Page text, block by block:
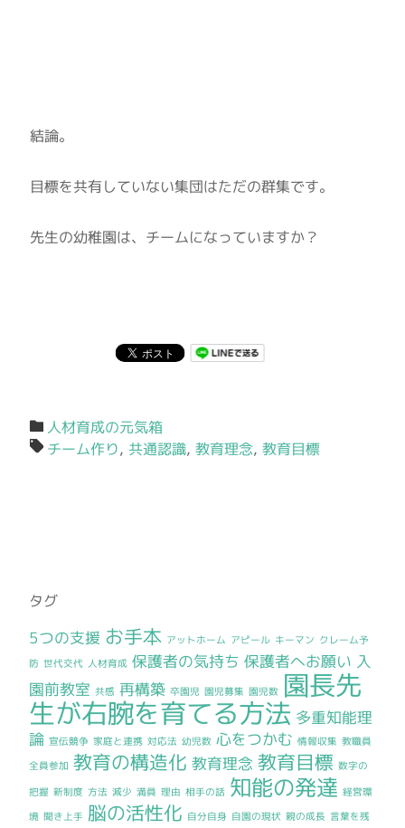
結論。
目標を共有していない集団はただの群集です。
先生の幼稚園は、チームになっていますか？
人材育成の元気箱
チーム作り,共通認識,教育理念,教育目標
タグ
5つの支援 お手本 アットホーム アピール キーマン クレーム予
防 世代交代 人材育成 保護者の気持ち 保護者へお願い 入
園前教室 共感 再構築 卒園児 園児募集 園児数 園長先
生が右腕を育てる方法 多重知能理
論 宣伝競争 家庭と連携 対応法 幼児数 心をつかむ 情報収集 教職員
全員参加 教育の構造化 教育理念 教育目標 数字の
把握 新制度 方法 減少 満員 理由 相手の話 知能の発達 経営環
境 聞き上手 脳の活性化 自分自身 自園の現状 親の成長 言葉を残